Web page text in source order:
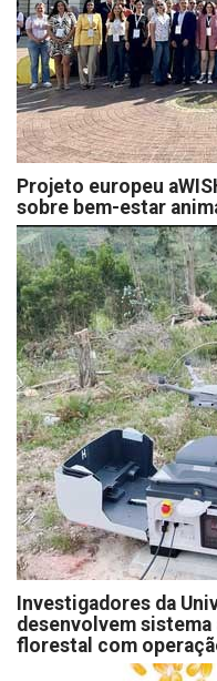
Projeto europeu
sobre bem-estar
Investigadores da
desenvolvem
florestal com